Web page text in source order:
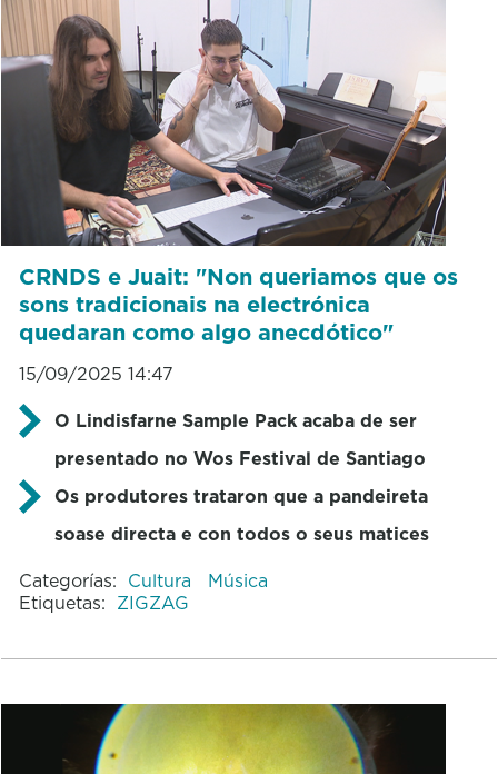
CRNDS e Juait: "Non queriamos que os
sons tradicionais na electrónica
quedaran como algo anecdótico"
15/09/2025 14:47
O Lindisfarne Sample Pack acaba de ser
presentado no Wos Festival de Santiago
Os produtores trataron que a pandeireta
soase directa e con todos o seus matices
Categorías: Cultura
Música
Etiquetas: ZIGZAG